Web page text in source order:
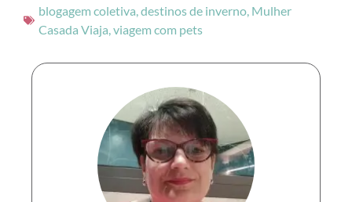
blogagem coletiva,destinos de inverno, Mulher
Casada Viaja,viagem com pets